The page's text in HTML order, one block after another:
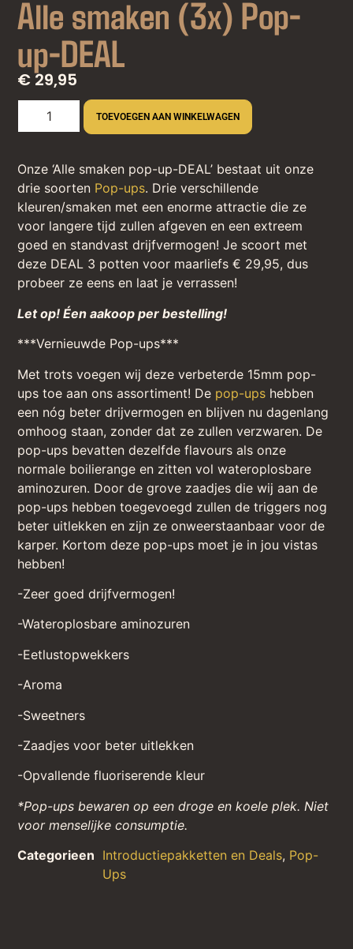
Alle smaken (3x) Pop-
up-DEAL
€ 29,95
TOEVOEGEN AAN WINKELWAGEN
Onze ‘Alle smaken pop-up-DEAL’ bestaat uit onze
drie soorten Pop-ups. Drie verschillende
kleuren/smaken met een enorme attractie die ze
voor langere tijd zullen afgeven en een extreem
goed en standvast drijfvermogen! Je scoort met
deze DEAL 3 potten voor maarliefs € 29,95, dus
probeer ze eens en laat je verrassen!
Let op! Éen aakoop per bestelling!
***Vernieuwde Pop-ups***
Met trots voegen wij deze verbeterde 15mm pop-
ups toe aan ons assortiment! De pop-ups hebben
een nóg beter drijvermogen en blijven nu dagenlang
omhoog staan, zonder dat ze zullen verzwaren. De
pop-ups bevatten dezelfde flavours als onze
normale boilierange en zitten vol wateroplosbare
aminozuren. Door de grove zaadjes die wij aan de
pop-ups hebben toegevoegd zullen de triggers nog
beter uitlekken en zijn ze onweerstaanbaar voor de
karper. Kortom deze pop-ups moet je in jou vistas
hebben!
-Zeer goed drijfvermogen!
-Wateroplosbare aminozuren
-Eetlustopwekkers
-Aroma
-Sweetners
-Zaadjes voor beter uitlekken
-Opvallende fluoriserende kleur
*Pop-ups bewaren op een droge en koele plek. Niet
voor menselijke consumptie.
Categorieen Introductiepakketten en Deals, Pop-
Ups